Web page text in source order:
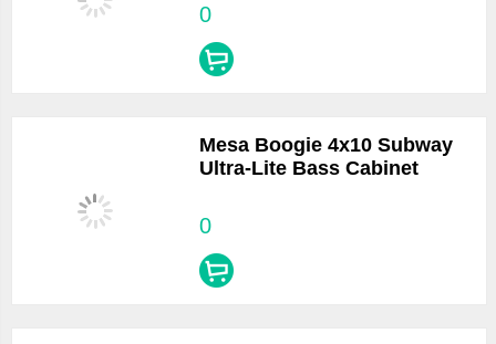
0
Mesa Boogie 4x10 Subway
Ultra-Lite Bass Cabinet
0